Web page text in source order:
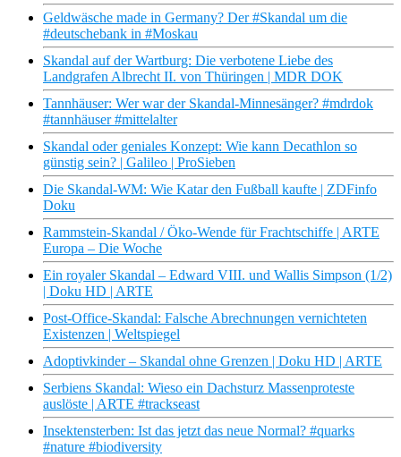
Geldwäsche made in Germany? Der #Skandal um die
#deutschebank in #Moskau
Skandal auf der Wartburg: Die verbotene Liebe des
Landgrafen Albrecht II. von Thüringen | MDR DOK
Tannhäuser: Wer war der Skandal-Minnesänger? #mdrdok
#tannhäuser #mittelalter
Skandal oder geniales Konzept: Wie kann Decathlon so
günstig sein? | Galileo | ProSieben
Die Skandal-WM: Wie Katar den Fußball kaufte | ZDFinfo
Doku
Rammstein-Skandal / Öko-Wende für Frachtschiffe | ARTE
Europa – Die Woche
Ein royaler Skandal – Edward VIII. und Wallis Simpson (1/2)
| Doku HD | ARTE
Post-Office-Skandal: Falsche Abrechnungen vernichteten
Existenzen | Weltspiegel
Adoptivkinder – Skandal ohne Grenzen | Doku HD | ARTE
Serbiens Skandal: Wieso ein Dachsturz Massenproteste
auslöste | ARTE #trackseast
Insektensterben: Ist das jetzt das neue Normal? #quarks
#nature #biodiversity